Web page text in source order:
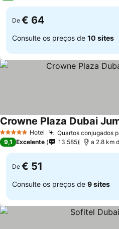
De € 64
Consulte os preços de 10 sites
5 Estrelas Hotel Quartos conjugados
Crowne Plaza Dubai
9,1 Excelente 13.585 a 2.8 km
De € 51
Consulte os preços de 9 sites